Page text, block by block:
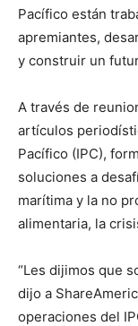
Pacífico están
apremiantes,
y construir un
A través de
artículos
Pacífico (IPC),
soluciones a
marítima y la no
alimentaria, la
“Les dijimos que
dijo a
operaciones del